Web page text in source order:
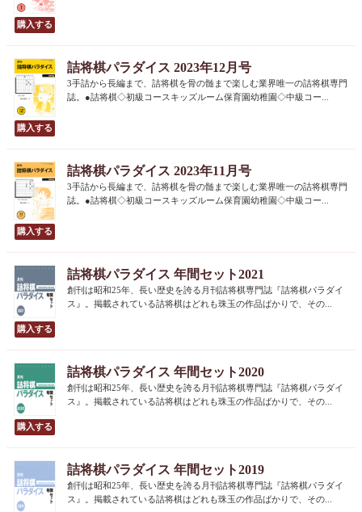
詰将棋パラダイス 2023年12月号
3手詰から長編まで、詰将棋を骨の髄まで楽しむ業界唯一の詰将棋専門
誌。●詰将棋◇初級コースキッズルーム保育園幼稚園◇中級コー...
詰将棋パラダイス 2023年11月号
3手詰から長編まで、詰将棋を骨の髄まで楽しむ業界唯一の詰将棋専門
誌。●詰将棋◇初級コースキッズルーム保育園幼稚園◇中級コー...
詰将棋パラダイス 年間セット2021
創刊は昭和25年、長い歴史を誇る月刊詰将棋専門誌『詰将棋パラダイ
ス』。掲載されている詰将棋はどれも珠玉の作品ばかりで、その...
詰将棋パラダイス 年間セット2020
創刊は昭和25年、長い歴史を誇る月刊詰将棋専門誌『詰将棋パラダイ
ス』。掲載されている詰将棋はどれも珠玉の作品ばかりで、その...
詰将棋パラダイス 年間セット2019
創刊は昭和25年、長い歴史を誇る月刊詰将棋専門誌『詰将棋パラダイ
ス』。掲載されている詰将棋はどれも珠玉の作品ばかりで、その...